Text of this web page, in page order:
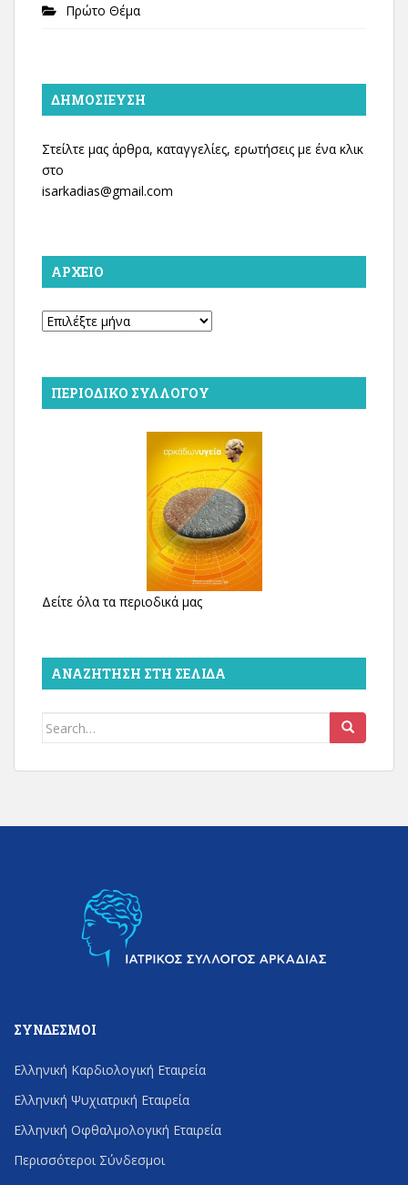
Πρώτο Θέμα
ΔΗΜΟΣΊΕΥΣΗ
Στείλτε μας άρθρα, καταγγελίες, ερωτήσεις με ένα κλικ
στο
isarkadias@gmail.com
ΑΡΧΕΊΟ
Αρχείο
ΠΕΡΙΟΔΙΚΌ ΣΥΛΛΌΓΟΥ
Δείτε όλα τα περιοδικά μας
ΑΝΑΖΉΤΗΣΗ ΣΤΗ ΣΕΛΊΔΑ
Search
ΣΎΝΔΕΣΜΟΙ
Ελληνική Καρδιολογική Εταιρεία
Ελληνική Ψυχιατρική Εταιρεία
Ελληνική Οφθαλμολογική Εταιρεία
Περισσότεροι Σύνδεσμοι